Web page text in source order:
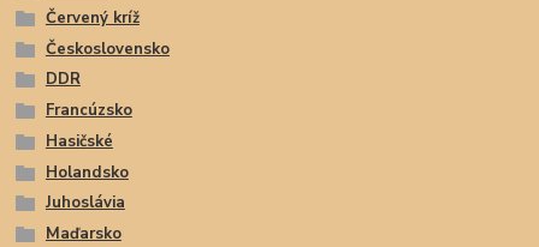
Červený kríž
Československo
DDR
Francúzsko
Hasičské
Holandsko
Juhoslávia
Maďarsko